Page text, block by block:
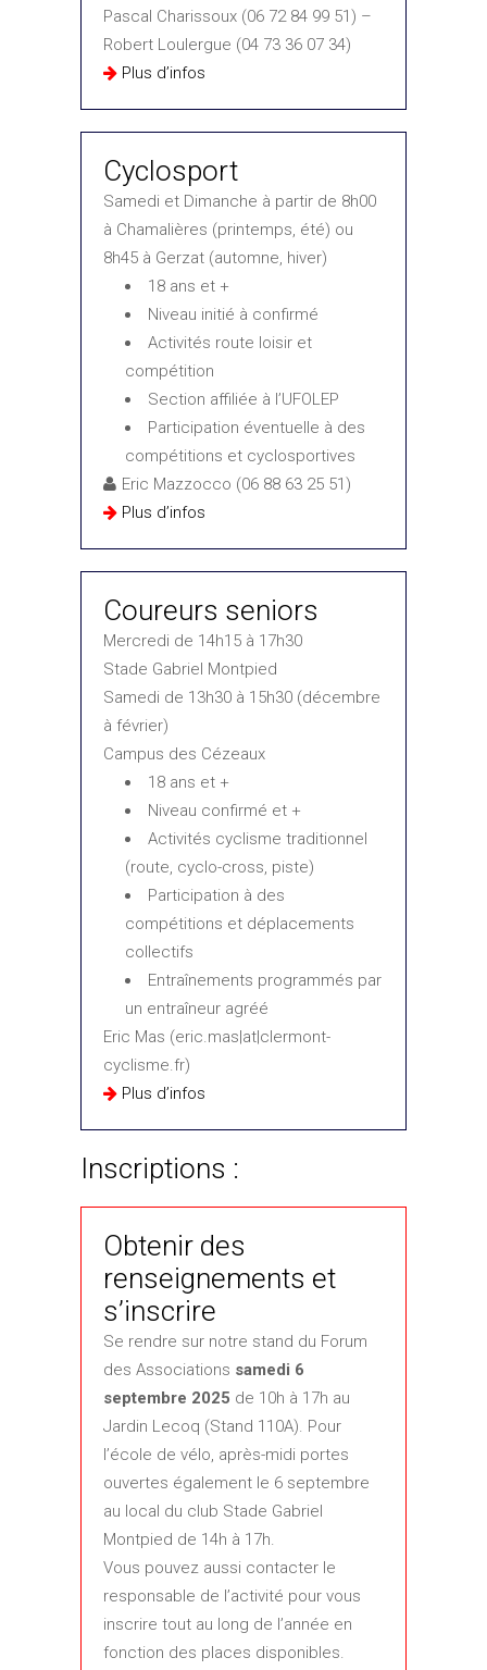
Pascal Charissoux (06 72 84 99 51) –
Robert Loulergue (04 73 36 07 34)
Plus d’infos
Cyclosport
Samedi et Dimanche à partir de 8h00
à Chamalières (printemps, été) ou
8h45 à Gerzat (automne, hiver)
18 ans et +
Niveau initié à confirmé
Activités route loisir et
compétition
Section affiliée à l’UFOLEP
Participation éventuelle à des
compétitions et cyclosportives
Eric Mazzocco (06 88 63 25 51)
Plus d’infos
Coureurs seniors
Mercredi de 14h15 à 17h30
Stade Gabriel Montpied
Samedi de 13h30 à 15h30 (décembre
à février)
Campus des Cézeaux
18 ans et +
Niveau confirmé et +
Activités cyclisme traditionnel
(route, cyclo-cross, piste)
Participation à des
compétitions et déplacements
collectifs
Entraînements programmés par
un entraîneur agréé
Eric Mas (eric.mas|at|clermont-
cyclisme.fr)
Plus d’infos
Inscriptions :
Obtenir des
renseignements et
s’inscrire
Se rendre sur notre stand du Forum
des Associations samedi 6
septembre 2025 de 10h à 17h au
Jardin Lecoq (Stand 110A). Pour
l’école de vélo, après-midi portes
ouvertes également le 6 septembre
au local du club Stade Gabriel
Montpied de 14h à 17h.
Vous pouvez aussi contacter le
responsable de l’activité pour vous
inscrire tout au long de l’année en
fonction des places disponibles.